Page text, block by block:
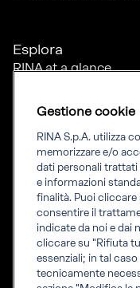
Esplora
RINA at a glance
inclusione
News
Progetti
Sostenibilità
Connettiti
Uffici
Certification
Area
Certificati clienti
Gestione cookie
RINA S.p.A. utilizza
memorizzare e/o
dati personali
e informazioni
finalità. Puoi
consentire il
indicate da noi e dai
cliccare su "Rifiuta
essenziali; in tal
tecnicamente